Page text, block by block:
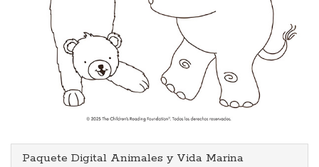
Paquete Digital Animales y Vida Marina